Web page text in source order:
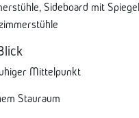
Sideboard mit Spiegel
Mittelpunkt
Stauraum